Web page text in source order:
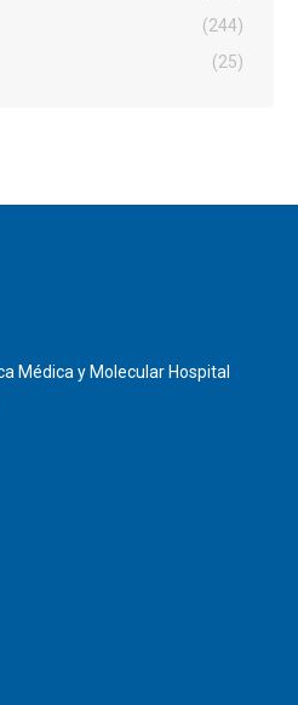
(244)
(25)
Médica y Molecular Hospital